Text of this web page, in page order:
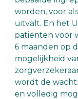
worden, voor
uitvalt. En het
patiënten voor
6 maanden op
mogelijkheid
wordt de
en volledig